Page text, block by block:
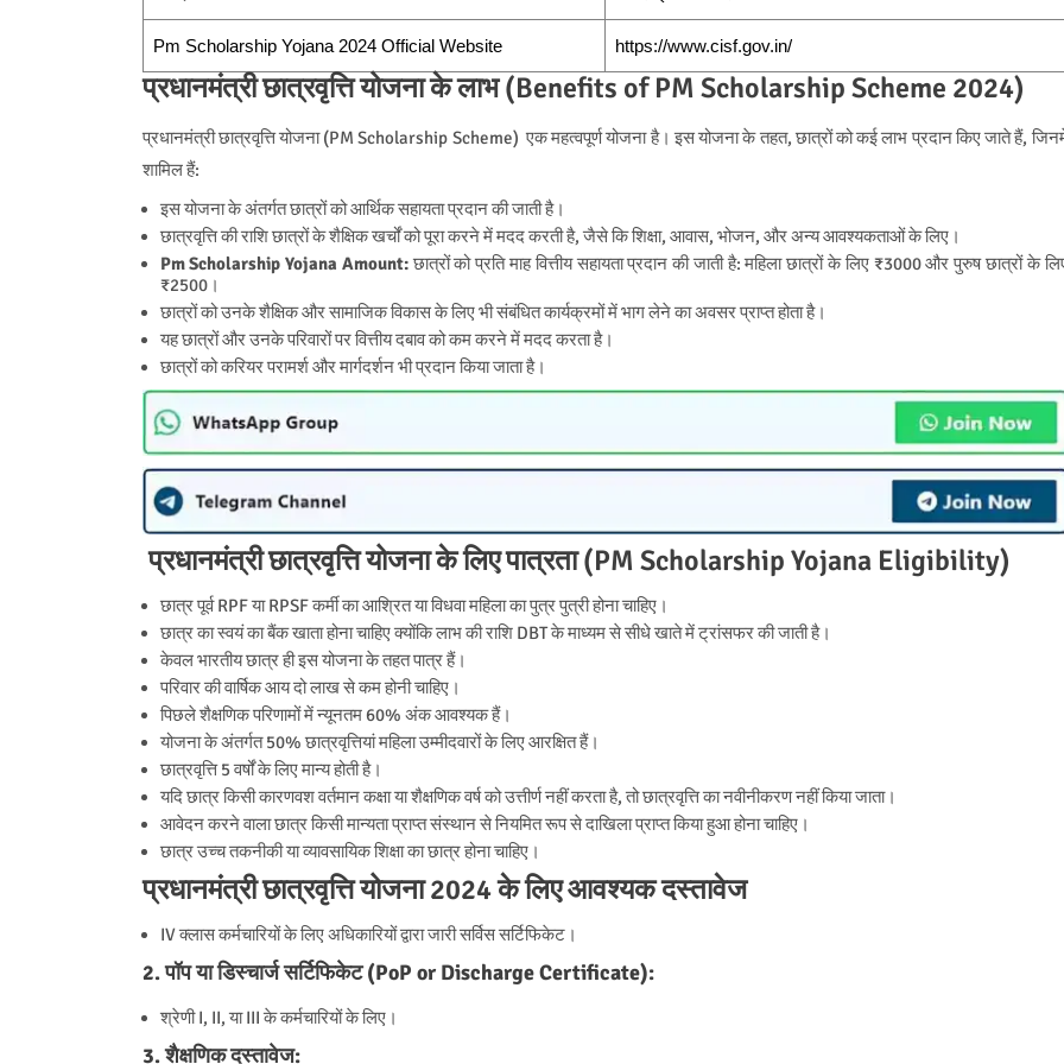
Pm Scholarship Yojana 2024 Official Website https://www.cisf.gov.in/
प्रधानमंत्री छात्रवृत्ति योजना के लाभ (Benefits of PM Scholarship Scheme 2024)
प्रधानमंत्री छात्रवृत्ति योजना (PM Scholarship Scheme) एक महत्वपूर्ण योजना है। इस योजना के तहत, छात्रों को कई लाभ प्रदान किए जाते हैं,
शामिल हैं:
इस योजना के अंतर्गत छात्रों को आर्थिक सहायता प्रदान की जाती है।
छात्रवृत्ति की राशि छात्रों के शैक्षिक खर्चों को पूरा करने में मदद करती है, जैसे कि शिक्षा, आवास, भोजन, और अन्य आवश्यकताओं के लिए।
Pm Scholarship Yojana Amount:छात्रों को प्रति माह वित्तीय सहायता प्रदान की जाती है: महिला छात्रों के लिए ₹3000 और पुरुष छात्रों के
₹2500।
छात्रों को उनके शैक्षिक और सामाजिक विकास के लिए भी संबंधित कार्यक्रमों में भाग लेने का अवसर प्राप्त होता है।
यह छात्रों और उनके परिवारों पर वित्तीय दबाव को कम करने में मदद करता है।
छात्रों को करियर परामर्श और मार्गदर्शन भी प्रदान किया जाता है।
प्रधानमंत्री छात्रवृत्ति योजना के लिए पात्रता (PM Scholarship Yojana Eligibility)
छात्र पूर्व RPF या RPSF कर्मी का आश्रित या विधवा महिला का पुत्र पुत्री होना चाहिए।
छात्र का स्वयं का बैंक खाता होना चाहिए क्योंकि लाभ की राशि DBT के माध्यम से सीधे खाते में ट्रांसफर की जाती है।
केवल भारतीय छात्र ही इस योजना के तहत पात्र हैं।
परिवार की वार्षिक आय दो लाख से कम होनी चाहिए।
पिछले शैक्षणिक परिणामों में न्यूनतम 60% अंक आवश्यक हैं।
योजना के अंतर्गत 50% छात्रवृत्तियां महिला उम्मीदवारों के लिए आरक्षित हैं।
छात्रवृत्ति 5 वर्षों के लिए मान्य होती है।
यदि छात्र किसी कारणवश वर्तमान कक्षा या शैक्षणिक वर्ष को उत्तीर्ण नहीं करता है, तो छात्रवृत्ति का नवीनीकरण नहीं किया जाता।
आवेदन करने वाला छात्र किसी मान्यता प्राप्त संस्थान से नियमित रूप से दाखिला प्राप्त किया हुआ होना चाहिए।
छात्र उच्च तकनीकी या व्यावसायिक शिक्षा का छात्र होना चाहिए।
प्रधानमंत्री छात्रवृत्ति योजना 2024 के लिए आवश्यक दस्तावेज
IV क्लास कर्मचारियों के लिए अधिकारियों द्वारा जारी सर्विस सर्टिफिकेट।
2. पॉप या डिस्चार्ज सर्टिफिकेट (PoP or Discharge Certificate):
श्रेणी I, II, या III के कर्मचारियों के लिए।
3. शैक्षणिक दस्तावेज: